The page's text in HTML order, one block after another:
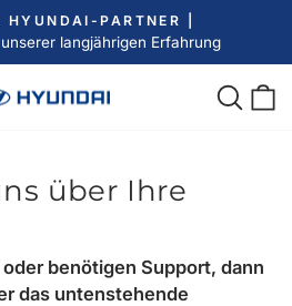
Pause
HYUNDAI-PARTNER |
langjährigen Erfahrung
über Ihre
benötigen Support, dann
das untenstehende